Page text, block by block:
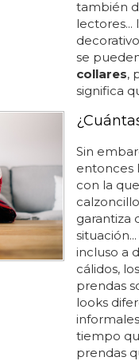
también
se
collares,
significa
Sin
entonces
con la
garantiza
incluso a
cálidos,
prendas
looks
tiempo
prendas